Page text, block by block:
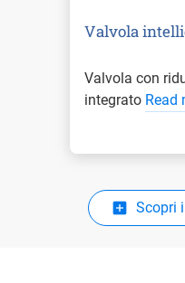
Valvola
Valvola con
integrato Read
Scopri